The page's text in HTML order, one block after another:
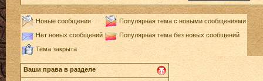
Новые сообщения
Популярная тема с новыми сообщениями
Нет новых сообщений
Популярная тема без новых сообщений
Тема закрыта
Ваши права в разделе